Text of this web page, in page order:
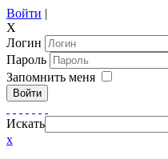
Войти |
X
Логин
Пароль
Запомнить меня
Войти
Искать
x